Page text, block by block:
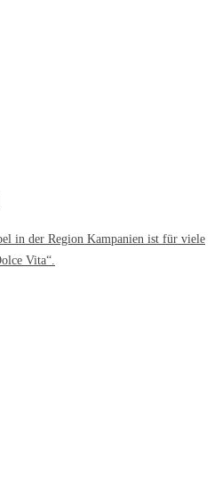
in der Region Kampanien ist für viele
Vita“.